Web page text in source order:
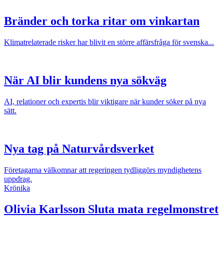
Bränder och torka ritar om vinkartan
Klimatrelaterade risker har blivit en större affärsfråga för svenska...
När AI blir kundens nya sökväg
AI, relationer och expertis blir viktigare när kunder söker på nya
sätt.
Nya tag på Naturvårdsverket
Företagarna välkomnar att regeringen tydliggörs myndighetens
uppdrag.
Krönika
Olivia Karlsson Sluta mata regelmonstret